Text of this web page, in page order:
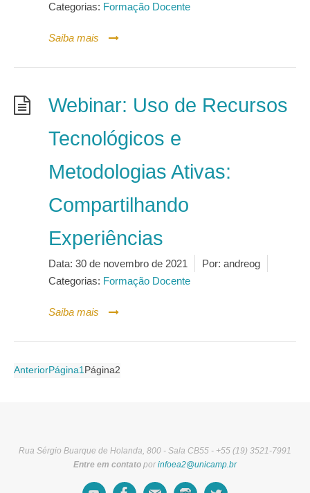
Categorias: Formação Docente
Saiba mais
Webinar: Uso de Recursos
Tecnológicos e
Metodologias Ativas:
Compartilhando
Experiências
Data: 30 de novembro de 2021 Por: andreog
Categorias: Formação Docente
Saiba mais
Paginação
AnteriorPágina1Página2
Rua Sérgio Buarque de Holanda, 800 - Sala CB55 - +55 (19) 3521-7991
Entre em contato por infoea2@unicamp.br